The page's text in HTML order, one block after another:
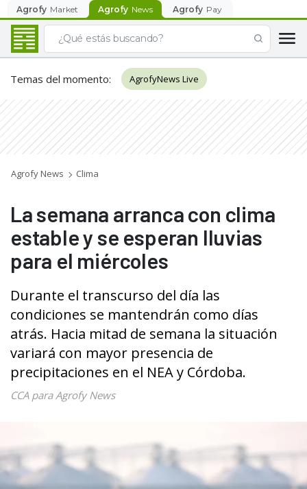
Agrofy Market Agrofy News Agrofy Pay
Temas del momento: AgrofyNews Live
Agrofy News Clima
La semana arranca con clima
estable y se esperan lluvias
para el miércoles
Durante el transcurso del día las
condiciones se mantendrán como días
atrás. Hacia mitad de semana la situación
variará con mayor presencia de
precipitaciones en el NEA y Córdoba.
CCA para Agrofy News